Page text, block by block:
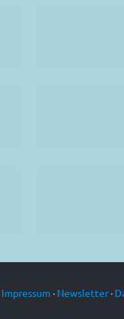
Impressum · Newsletter·